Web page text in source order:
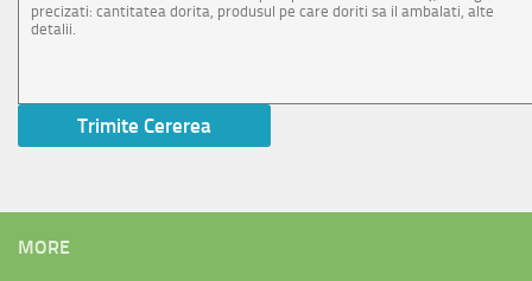
MORE